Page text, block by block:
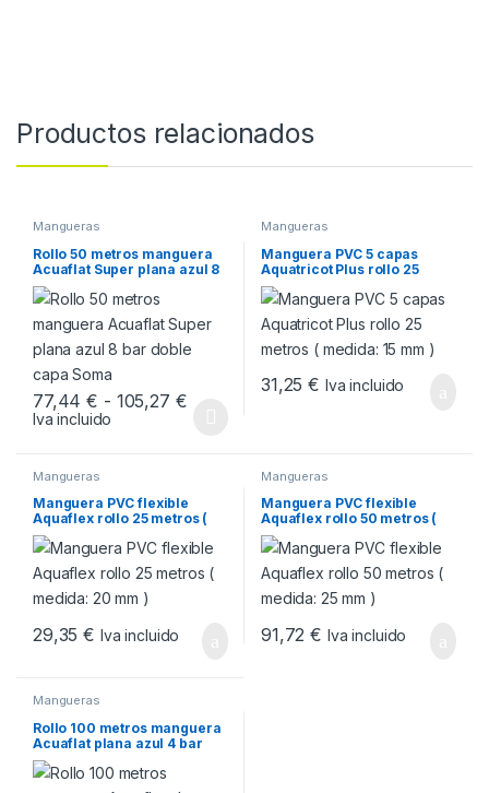
Productos relacionados
Mangueras
Rollo 50 metros manguera
Acuaflat Super plana azul 8
bar doble capa Soma
77,44€ - 105,27 €Rango de precios: desde 77,44 €
Iva incluido
Este producto tiene múltiples variantes. Las opciones se
Mangueras
Manguera PVC 5 capas
Aquatricot Plus rollo 25
metros ( medida: 15 mm )
31,25€ Iva incluido
Mangueras
Manguera PVC flexible
Aquaflex rollo 25 metros (
medida: 20 mm )
29,35€ Iva incluido
Mangueras
Manguera PVC flexible
Aquaflex rollo 50 metros (
medida: 25 mm )
91,72€ Iva incluido
Mangueras
Rollo 100 metros manguera
Acuaflat plana azul 4 bar
Soma